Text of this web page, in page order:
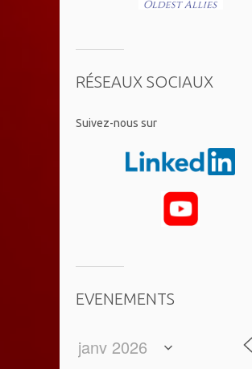
RÉSEAUX SOCIAUX
​Suivez-nous sur
EVENEMENTS